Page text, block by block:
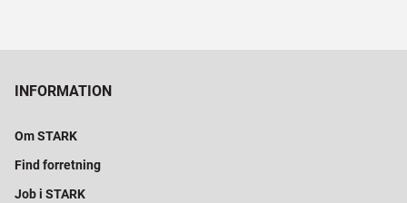
INFORMATION
Om STARK
Find forretning
Job i STARK